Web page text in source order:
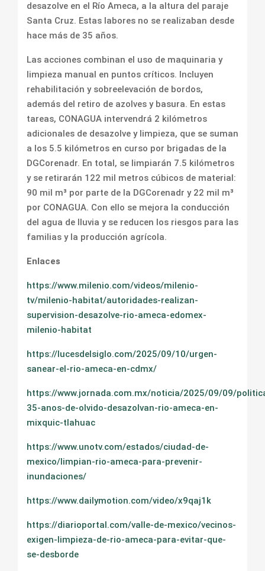
desazolve en el Río Ameca, a la altura del paraje
Santa Cruz. Estas labores no se realizaban desde
hace más de 35 años.
Las acciones combinan el uso de maquinaria y
limpieza manual en puntos críticos. Incluyen
rehabilitación y sobreelevación de bordos,
además del retiro de azolves y basura. En estas
tareas, CONAGUA intervendrá 2 kilómetros
adicionales de desazolve y limpieza, que se suman
a los 5.5 kilómetros en curso por brigadas de la
DGCorenadr. En total, se limpiarán 7.5 kilómetros
y se retirarán 122 mil metros cúbicos de material:
90 mil m³ por parte de la DGCorenadr y 22 mil m³
por CONAGUA. Con ello se mejora la conducción
del agua de lluvia y se reducen los riesgos para las
familias y la producción agrícola.
Enlaces
https://www.milenio.com/videos/milenio-
tv/milenio-habitat/autoridades-realizan-
supervision-desazolve-rio-ameca-edomex-
milenio-habitat
https://lucesdelsiglo.com/2025/09/10/urgen-
sanear-el-rio-ameca-en-cdmx/
https://www.jornada.com.mx/noticia/2025/09/09/
35-anos-de-olvido-desazolvan-rio-ameca-en-
mixquic-tlahuac
https://www.unotv.com/estados/ciudad-de-
mexico/limpian-rio-ameca-para-prevenir-
inundaciones/
https://www.dailymotion.com/video/x9qaj1k
https://diarioportal.com/valle-de-mexico/vecinos-
exigen-limpieza-de-rio-ameca-para-evitar-que-
se-desborde